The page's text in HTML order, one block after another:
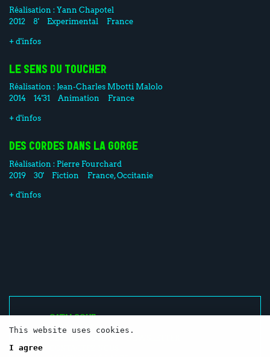
Réalisation :Yann Chapotel
2012
8' Experimental France
+ d'infos
LE SENS DU TOUCHER
Réalisation : Jean-Charles Mbotti Malolo
2014
14'31 Animation France
+ d'infos
DES CORDES DANS LA GORGE
Réalisation : Pierre Fourchard
2019
30' Fiction France, Occitanie
+ d'infos
CATALOGUE
RESSOURCES
This website uses cookies.
I agree